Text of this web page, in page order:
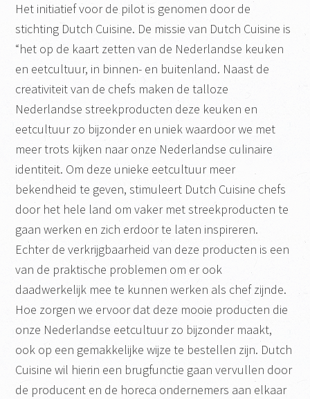
Het initiatief voor de pilot is genomen door de
stichting Dutch Cuisine. De missie van Dutch Cuisine is
“het op de kaart zetten van de Nederlandse keuken
en eetcultuur, in binnen- en buitenland. Naast de
creativiteit van de chefs maken de talloze
Nederlandse streekproducten deze keuken en
eetcultuur zo bijzonder en uniek waardoor we met
meer trots kijken naar onze Nederlandse culinaire
identiteit. Om deze unieke eetcultuur meer
bekendheid te geven, stimuleert Dutch Cuisine chefs
door het hele land om vaker met streekproducten te
gaan werken en zich erdoor te laten inspireren.
Echter de verkrijgbaarheid van deze producten is een
van de praktische problemen om er ook
daadwerkelijk mee te kunnen werken als chef zijnde.
Hoe zorgen we ervoor dat deze mooie producten die
onze Nederlandse eetcultuur zo bijzonder maakt,
ook op een gemakkelijke wijze te bestellen zijn. Dutch
Cuisine wil hierin een brugfunctie gaan vervullen door
de producent en de horeca ondernemers aan elkaar